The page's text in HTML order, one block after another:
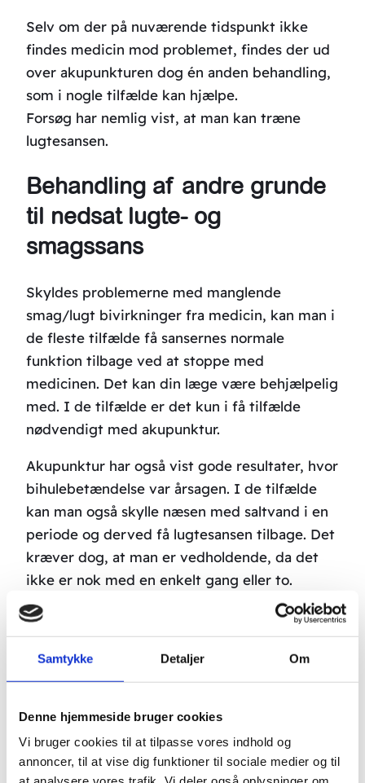
Samtykke Detaljer Om
Denne hjemmeside bruger cookies
Vi bruger cookies til at tilpasse vores indhold og
annoncer, til at vise dig funktioner til sociale medier og til
Selv om der på nuværende tidspunkt ikke
findes medicin mod problemet, findes der ud
over akupunkturen dog én anden behandling,
som i nogle tilfælde kan hjælpe.
Forsøg har nemlig vist, at man kan træne
lugtesansen.
Behandling af andre grunde
til nedsat lugte- og
smagssans
Skyldes problemerne med manglende
smag/lugt bivirkninger fra medicin, kan man i
de fleste tilfælde få sansernes normale
funktion tilbage ved at stoppe med
medicinen. Det kan din læge være behjælpelig
med. I de tilfælde er det kun i få tilfælde
nødvendigt med akupunktur.
Akupunktur har også vist gode resultater, hvor
bihulebetændelse var årsagen. I de tilfælde
kan man også skylle næsen med saltvand i en
periode og derved få lugtesansen tilbage. Det
kræver dog, at man er vedholdende, da det
ikke er nok med en enkelt gang eller to.
Har man mistet lugte- og smagssansen efter
et hovedtraume (hjernerystelse, kraniebrud
og lignende), har akupunkturen også vist gode
resultater.
Udtalelser fra patienter:
“Har modtaget 10 behandlinger for